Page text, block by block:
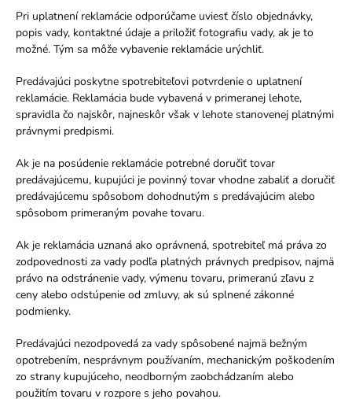
Pri uplatnení reklamácie odporúčame uviesť číslo objednávky,
popis vady, kontaktné údaje a priložiť fotografiu vady, ak je to
možné. Tým sa môže vybavenie reklamácie urýchliť.
Predávajúci poskytne spotrebiteľovi potvrdenie o uplatnení
reklamácie. Reklamácia bude vybavená v primeranej lehote,
spravidla čo najskôr, najneskôr však v lehote stanovenej platnými
právnymi predpismi.
Ak je na posúdenie reklamácie potrebné doručiť tovar
predávajúcemu, kupujúci je povinný tovar vhodne zabaliť a doručiť
predávajúcemu spôsobom dohodnutým s predávajúcim alebo
spôsobom primeraným povahe tovaru.
Ak je reklamácia uznaná ako oprávnená, spotrebiteľ má práva zo
zodpovednosti za vady podľa platných právnych predpisov, najmä
právo na odstránenie vady, výmenu tovaru, primeranú zľavu z
ceny alebo odstúpenie od zmluvy, ak sú splnené zákonné
podmienky.
Predávajúci nezodpovedá za vady spôsobené najmä bežným
opotrebením, nesprávnym používaním, mechanickým poškodením
zo strany kupujúceho, neodborným zaobchádzaním alebo
použitím tovaru v rozpore s jeho povahou.